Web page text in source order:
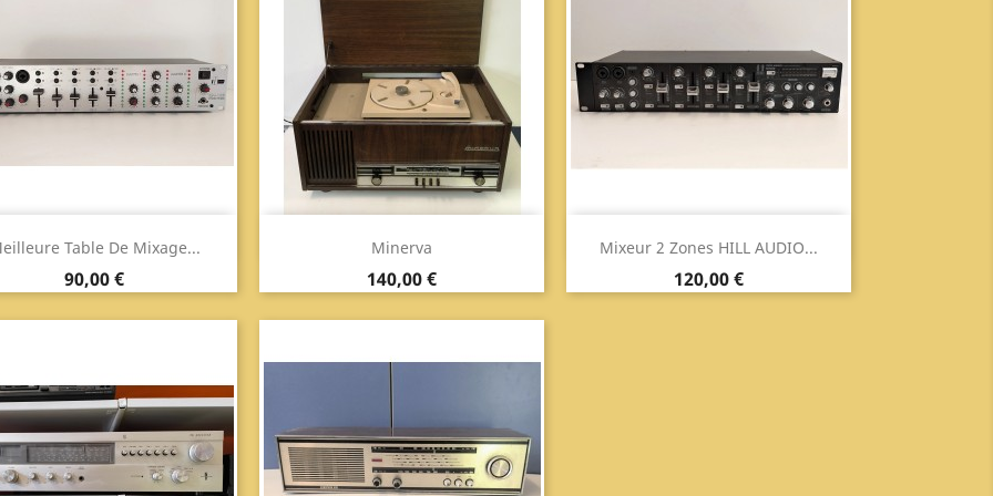
Table De Mixage...
Prix
90,00 €
 Aperçu Minerva
Prix
140,00 €
Aperçu Mixeur 2 Zones HILL AUDIO...
Prix
120,00 €
 Aperçu